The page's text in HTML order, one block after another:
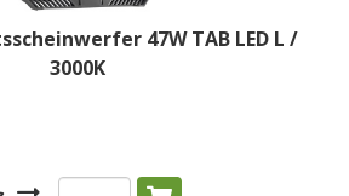
47W TAB LED L /
3000K